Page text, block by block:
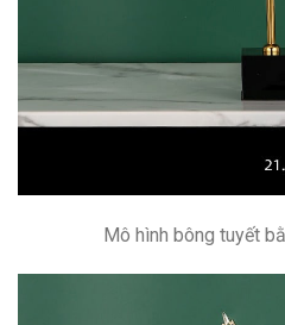
Mô hình bông tuyết